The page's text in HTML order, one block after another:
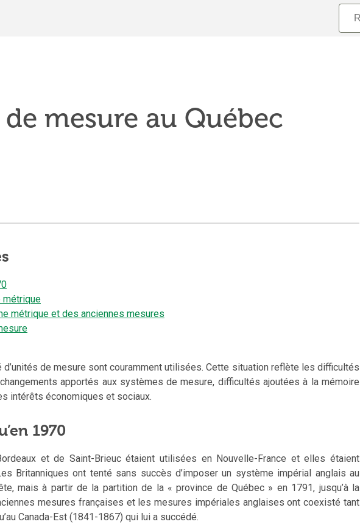
mesure au Québec
métrique
métrique et des anciennes mesures
d’unités de mesure sont couramment utilisées. Cette situation reflète les difficultés
apportés aux systèmes de mesure, difficultés ajoutées à la mémoire
intérêts économiques et sociaux.
1970
et de Saint-Brieuc étaient utilisées en Nouvelle-France et elles étaient
Britanniques ont tenté sans succès d’imposer un système impérial anglais au
mais à partir de la partition de la « province de Québec » en 1791, jusqu’à la
mesures françaises et les mesures impériales anglaises ont coexisté tant
Canada-Est (1841-1867) qui lui a succédé.